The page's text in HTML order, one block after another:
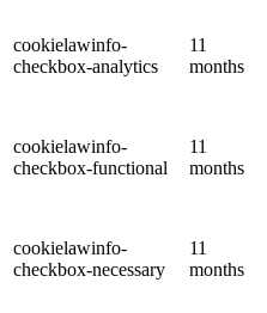
cookielawinfo-
checkbox-analytics
11
months
cookielawinfo-
checkbox-functional
11
months
cookielawinfo-
checkbox-necessary
11
months